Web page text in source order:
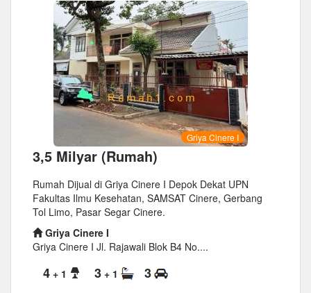
Griya Cinere I
3,5 Milyar (Rumah)
Rumah Dijual di Griya Cinere I Depok Dekat UPN
Fakultas Ilmu Kesehatan, SAMSAT Cinere, Gerbang
Tol Limo, Pasar Segar Cinere.
Griya Cinere I
Griya Cinere I Jl. Rajawali Blok B4 No....
4 + 1 3 + 1 3